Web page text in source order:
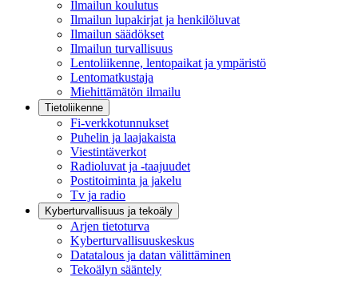
Ilmailun koulutus
Ilmailun lupakirjat ja henkilöluvat
Ilmailun säädökset
Ilmailun turvallisuus
Lentoliikenne, lentopaikat ja ympäristö
Lentomatkustaja
Miehittämätön ilmailu
Tietoliikenne
Fi-verkkotunnukset
Puhelin ja laajakaista
Viestintäverkot
Radioluvat ja -taajuudet
Postitoiminta ja jakelu
Tv ja radio
Kyberturvallisuus ja tekoäly
Arjen tietoturva
Kyberturvallisuuskeskus
Datatalous ja datan välittäminen
Tekoälyn sääntely